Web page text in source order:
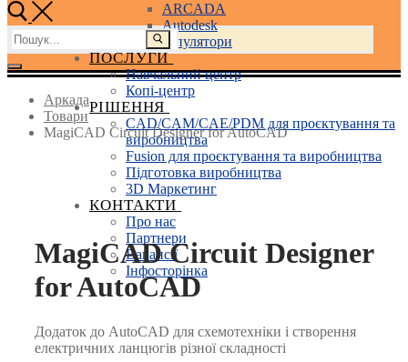
ARCADA
Autodesk
3D маніпулятори
ПОСЛУГИ
Навчальний центр
Копі-центр
РІШЕННЯ
CAD/CAM/CAE/PDM для проєктування та
виробництва
Fusion для проєктування та виробництва
Підготовка виробництва
3D Маркетинг
КОНТАКТИ
Про нас
Партнери
Вакансії
Інфосторінка
Пошук:
Аркада
Товари
MagiCAD Circuit Designer for AutoCAD
MagiCAD Circuit Designer
for AutoCAD
Додаток до AutoCAD для схемотехніки і створення
електричних ланцюгів різної складності